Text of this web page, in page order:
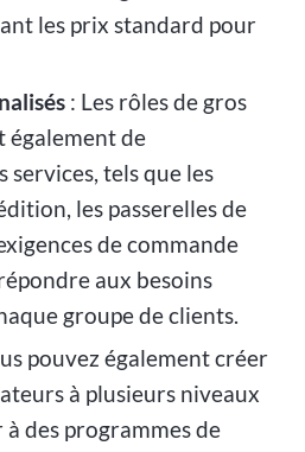
les prix standard pour
: Les rôles de gros
également de
services, tels que les
les passerelles de
de commande
aux besoins
groupe de clients.
pouvez également créer
à plusieurs niveaux
des programmes de